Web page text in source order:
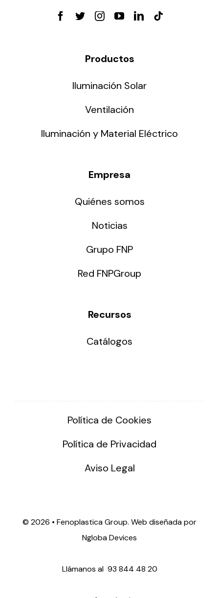
Productos
Iluminación Solar
Ventilación
Iluminación y Material Eléctrico
Empresa
Quiénes somos
Noticias
Grupo FNP
Red FNPGroup
Recursos
Catálogos
Política de Cookies
Política de Privacidad
Aviso Legal
© 2026 • Fenoplastica Group. Web diseñada por
Ngloba Devices
Llámanos al 93 844 48 20